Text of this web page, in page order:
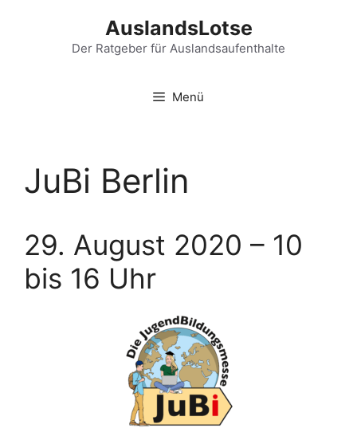
AuslandsLotse
Der Ratgeber für Auslandsaufenthalte
Menü
JuBi Berlin
29. August 2020 – 10
bis 16 Uhr